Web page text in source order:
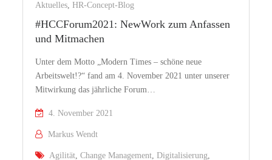
Aktuelles,HR-Concept-Blog
#HCCForum2021: NewWork zum Anfassen
und Mitmachen
Unter dem Motto „Modern Times – schöne neue
Arbeitswelt!?“ fand am 4. November 2021 unter unserer
Mitwirkung das jährliche Forum…
4. November 2021
Markus Wendt
Agilität,Change Management,Digitalisierung,